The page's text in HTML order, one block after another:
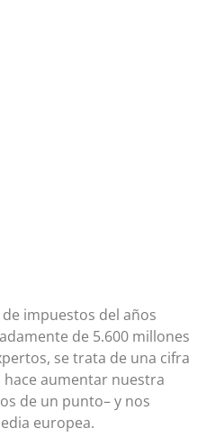
impuestos del años
de 5.600 millones
se trata de una cifra
hace aumentar nuestra
de un punto– y nos
europea.